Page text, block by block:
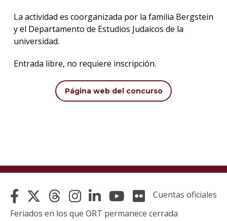
La actividad es coorganizada por la familia Bergstein
y el Departamento de Estudios Judaicos de la
universidad.
Entrada libre, no requiere inscripción.
Página web del concurso
Cuentas oficiales
Feriados en los que ORT permanece cerrada